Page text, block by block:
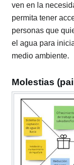
ven en la
permita tener
personas que
el agua para
medio ambiente.
Molestias